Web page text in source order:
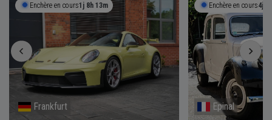
Enchère en cours1j 8h 13m
Frankfurt
Enchère en cours4j
Epinal